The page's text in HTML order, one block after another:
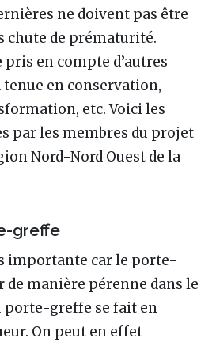
ne doivent pas être
chute de prématurité.
en compte d’autres
en conservation,
etc. Voici les
par les membres du projet
Nord-Nord Ouest de la
greffe
importante car le porte-
de manière pérenne dans le
porte-greffe se fait en
On peut en effet